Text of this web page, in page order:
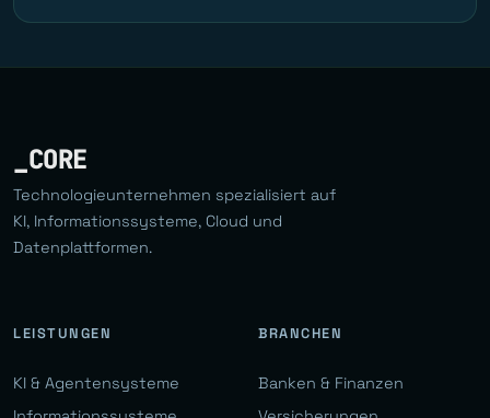
_CORE
Technologieunternehmen spezialisiert auf
KI, Informationssysteme, Cloud und
Datenplattformen.
LEISTUNGEN
KI & Agentensysteme
BRANCHEN
Banken & Finanzen